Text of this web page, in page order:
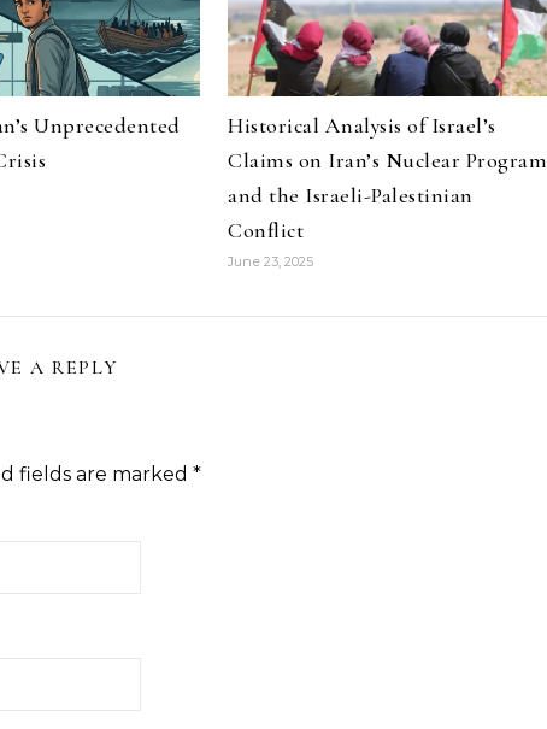
Unprecedented
Historical Analysis of Israel’s
Claims on Iran’s Nuclear Program
and the Israeli-Palestinian
Conflict
June 23, 2025
A REPLY
fields are marked *